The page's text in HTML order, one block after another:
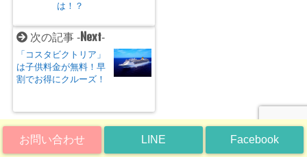
お問い合わせ LINE Facebook
は！？
次の記事 - Next-
「コスタビクトリア」
は子供料金が無料！早
割でお得にクルーズ！